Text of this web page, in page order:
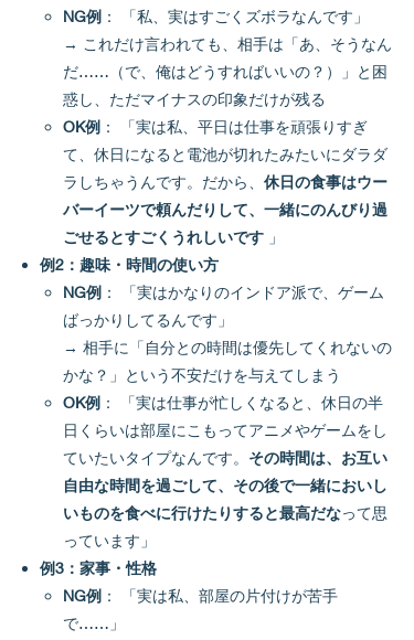
NG例： 「私、実はすごくズボラなんです」
→ これだけ言われても、相手は「あ、そうなん
だ……（で、俺はどうすればいいの？）」と困
惑し、ただマイナスの印象だけが残る
OK例： 「実は私、平日は仕事を頑張りすぎ
て、休日になると電池が切れたみたいにダラダ
ラしちゃうんです。だから、 休日の食事はウー
バーイーツで頼んだりして、一緒にのんびり過
ごせるとすごくうれしいです」
例2：趣味・時間の使い方
NG例： 「実はかなりのインドア派で、ゲーム
ばっかりしてるんです」
→ 相手に「自分との時間は優先してくれないの
かな？」という不安だけを与えてしまう
OK例： 「実は仕事が忙しくなると、休日の半
日くらいは部屋にこもってアニメやゲームをし
ていたいタイプなんです。 その時間は、お互い
自由な時間を過ごして、その後で一緒においし
いものを食べに行けたりすると最高だなって思
っています」
例3：家事・性格
NG例： 「実は私、部屋の片付けが苦手
で……」